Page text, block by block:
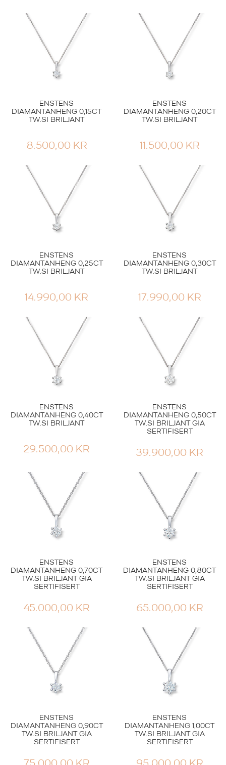
ENSTENSØREDOBBE
R BEZEL HVITTGULL
DIAMANT 0.40CT
TW.SI
Smykker
RING SOLITAIRE
SPECIAL
ENSTENS
DIAMANTRING
7.990,00 KR
ENSTENS
DIAMANTØREDOBBE
19.900,00KR
ENSTENS
DIAMANTANHENG 0,15CT
TW.SI BRILJANT
8.500,00 KR
ENSTENS
DIAMANTANHENG 0,20CT
TW.SI BRILJANT
11.500,00 KR
ENSTENS
DIAMANTANHENG 0,25CT
TW.SI BRILJANT
14.990,00 KR
ENSTENS
DIAMANTANHENG 0,30CT
TW.SI BRILJANT
17.990,00 KR
ENSTENS
DIAMANTANHENG 0,40CT
TW.SI BRILJANT
29.500,00 KR
ENSTENS
DIAMANTANHENG 0,50CT
TW.SI BRILJANT GIA
SERTIFISERT
39.900,00 KR
ENSTENS
DIAMANTANHENG 0,70CT
TW.SI BRILJANT GIA
SERTIFISERT
45.000,00 KR
ENSTENS
DIAMANTANHENG 0,80CT
TW.SI BRILJANT GIA
SERTIFISERT
65.000,00 KR
ENSTENS
DIAMANTANHENG 0,90CT
TW.SI BRILJANT GIA
SERTIFISERT
ENSTENS
DIAMANTANHENG 1,00CT
TW.SI BRILJANT GIA
SERTIFISERT